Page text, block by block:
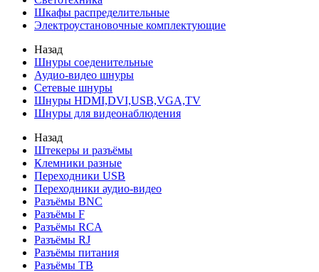
Шкафы распределительные
Электроустановочные комплектующие
Назад
Шнуры соеденительные
Аудио-видео шнуры
Сетевые шнуры
Шнуры HDMI,DVI,USB,VGA,TV
Шнуры для видеонаблюдения
Назад
Штекеры и разъёмы
Клемники разные
Переходники USB
Переходники аудио-видео
Разъёмы BNC
Разъёмы F
Разъёмы RCA
Разъёмы RJ
Разъёмы питания
Разъёмы ТВ